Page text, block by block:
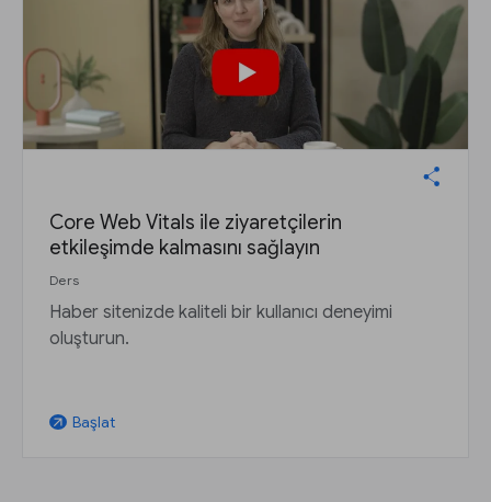
Core Web Vitals ile ziyaretçilerin
etkileşimde kalmasını sağlayın
Ders
Haber sitenizde kaliteli bir kullanıcı deneyimi
oluşturun.
arrow_outward Başlat